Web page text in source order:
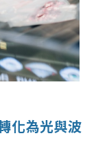
化為光與波